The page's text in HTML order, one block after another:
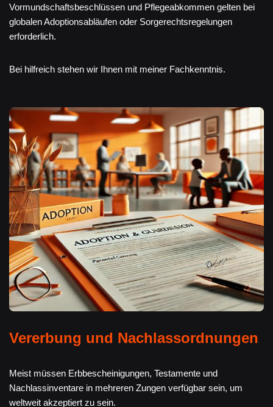
Vormundschaftsbeschlüssen und Pflegeabkommen gelten bei
globalen Adoptionsabläufen oder Sorgerechtsregelungen
erforderlich.
Bei hilfreich stehen wir Ihnen mit meiner Fachkenntnis.
Vererbung und Nachlassordnungen
Meist müssen Erbbescheinigungen, Testamente und
Nachlassinventare in mehreren Zungen verfügbar sein, um
weltweit akzeptiert zu sein.